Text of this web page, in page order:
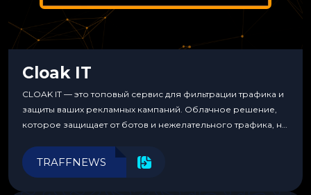
Cloak IT
CLOAK IT — это топовый сервис для фильтрации трафика и
защиты ваших рекламных кампаний. Облачное решение,
которое защищает от ботов и нежелательного трафика, не
программирования.
TRAFFNEWS